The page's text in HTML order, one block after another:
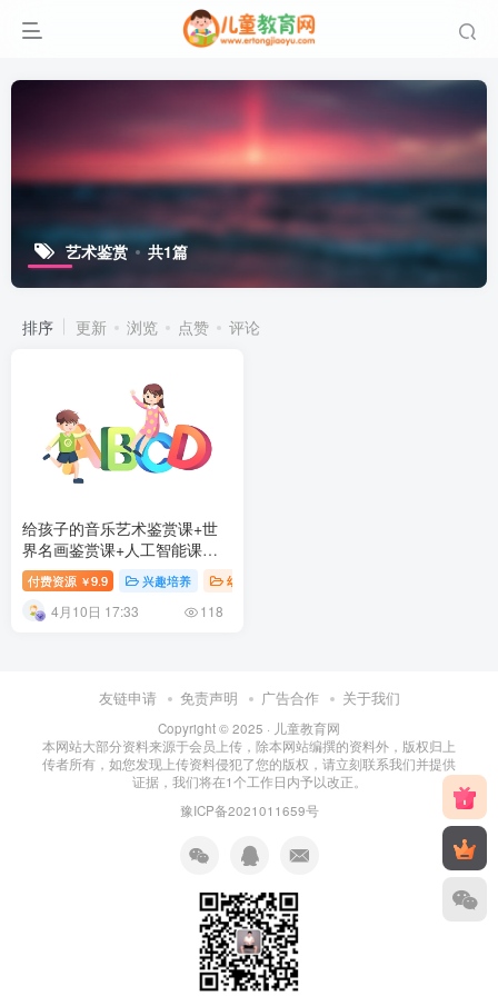
艺术鉴赏 共1篇
排序 更新 浏览 点赞 评论
给孩子的音乐艺术鉴赏课+世
界名画鉴赏课+人工智能课
（完结）百度网盘下载
付费资源 ￥9.9 兴趣培养 幼儿知识
4月10日 17:33 118
友链申请 免责声明 广告合作 关于我们
Copyright © 2025 · 儿童教育网
本网站大部分资料来源于会员上传，除本网站编撰的资料外，版权归上
传者所有，如您发现上传资料侵犯了您的版权，请立刻联系我们并提供
证据，我们将在1个工作日内予以改正。
豫ICP备2021011659号